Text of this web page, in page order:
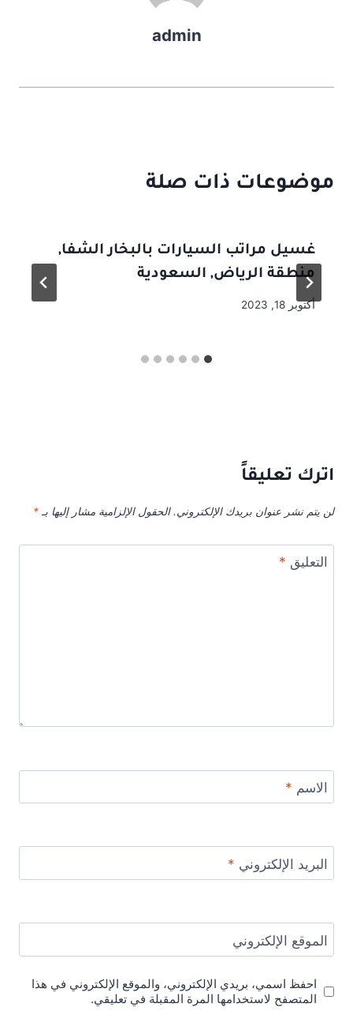
admin
موضوعات ذات صلة
غسيل مراتب السيارات بالبخار الشفا,
منطقة الرياض, السعودية
أكتوبر 18, 2023
اترك تعليقاً
لن يتم نشر عنوان بريدك الإلكتروني. الحقول الإلزامية مشار إليها بـ *
التعليق *
الاسم *
البريد الإلكتروني *
الموقع الإلكتروني
احفظ اسمي، بريدي الإلكتروني، والموقع الإلكتروني في هذا
المتصفح لاستخدامها المرة المقبلة في تعليقي.